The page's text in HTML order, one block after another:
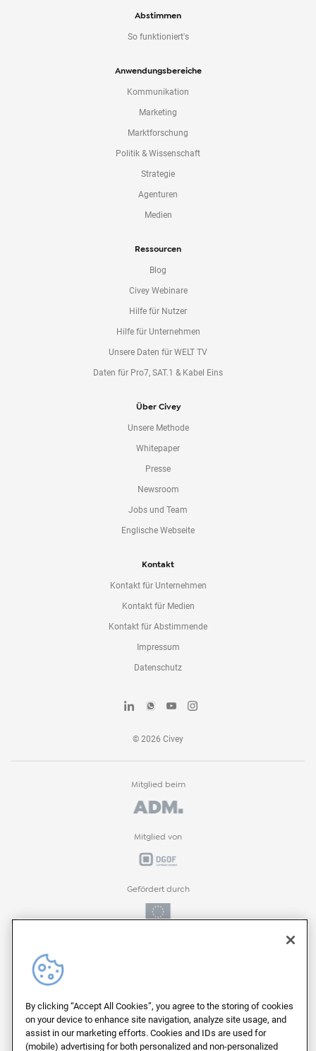
Abstimmen
So funktioniert's
Anwendungsbereiche
Kommunikation
Marketing
Marktforschung
Politik & Wissenschaft
Strategie
Agenturen
Medien
Ressourcen
Blog
Civey Webinare
Hilfe für Nutzer
Hilfe für Unternehmen
Unsere Daten für WELT TV
Daten für Pro7, SAT.1 & Kabel Eins
Über Civey
Unsere Methode
Whitepaper
Presse
Newsroom
Jobs und Team
Englische Webseite
Kontakt
Kontakt für Unternehmen
Kontakt für Medien
Kontakt für Abstimmende
Impressum
Datenschutz
© 2026 Civey
Mitglied beim
Mitglied von
Gefördert durch
Auf deutschen Servern von
By clicking “Accept All Cookies”, you agree to the storing of cookies
on your device to enhance site navigation, analyze site usage, and
assist in our marketing efforts. Cookies and IDs are used for
(mobile) advertising for both personalized and non-personalized